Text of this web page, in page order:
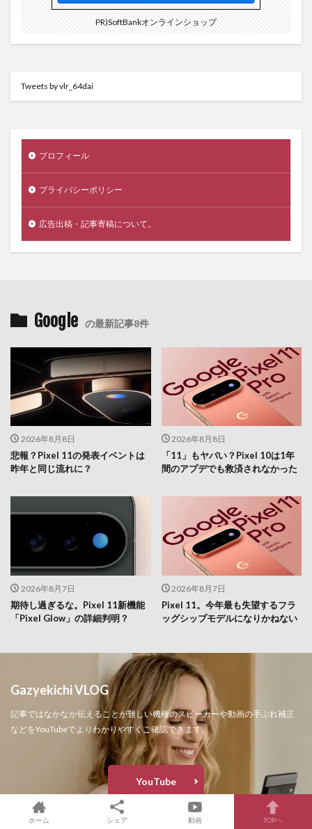
PR)SoftBankオンラインショップ
Tweets by vlr_64dai
プロフィール
プライバシーポリシー
広告出稿・記事寄稿について。
Google の最新記事8件
2026年8月8日
悲報？Pixel 11の発表イベントは
昨年と同じ流れに？
2026年8月8日
「11」もヤバい？Pixel 10は1年
間のアプデでも救済されなかった
2026年8月7日
期待し過ぎるな。Pixel 11新機能
「Pixel Glow」の詳細判明？
2026年8月7日
Pixel 11。今年最も失望するフラ
ッグシップモデルになりかねない
Gazyekichi VLOG
記事ではなかなか伝えることが難しい機種のスピーカーや動画の手ぶれ補正
などをYouTubeでよりわかりやすくご確認できます。
YouTube
ホーム シェア 動画 TOPへ